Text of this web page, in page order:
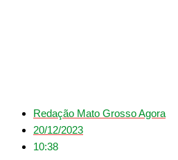
Redação Mato Grosso Agora
20/12/2023
10:38